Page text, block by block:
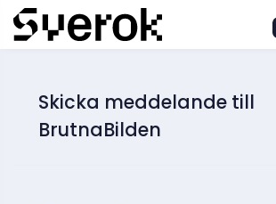
Skicka meddelande till
BrutnaBilden